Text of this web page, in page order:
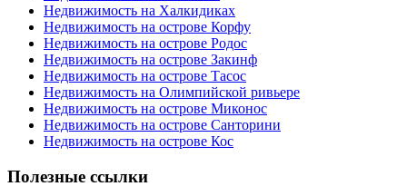
Недвижимость на Халкидиках
Недвижимость на острове Корфу
Недвижимость на острове Родос
Недвижимость на острове Закинф
Недвижимость на острове Тасос
Недвижимость на Олимпийской ривьере
Недвижимость на острове Миконос
Недвижимость на острове Санторини
Недвижимость на острове Кос
Полезные ссылки